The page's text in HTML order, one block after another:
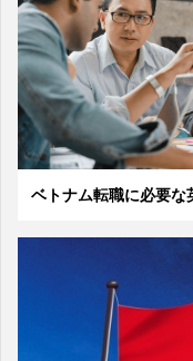
ベトナム転職に必要な